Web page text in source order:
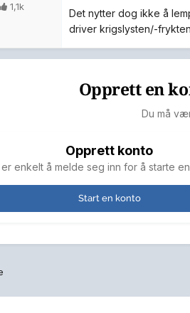
1,1k
Det nytter dog ikke å
driver krigslysten/-
Opprett en
Du må
Opprett konto
enkelt å melde seg inn for å starte
Start en konto